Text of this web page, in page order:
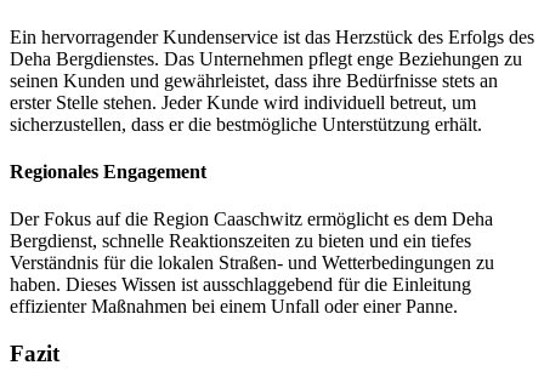
Ein hervorragender Kundenservice ist das Herzstück des Erfolgs des
Deha Bergdienstes. Das Unternehmen pflegt enge Beziehungen zu
seinen Kunden und gewährleistet, dass ihre Bedürfnisse stets an
erster Stelle stehen. Jeder Kunde wird individuell betreut, um
sicherzustellen, dass er die bestmögliche Unterstützung erhält.
Regionales Engagement
Der Fokus auf die Region Caaschwitz ermöglicht es dem Deha
Bergdienst, schnelle Reaktionszeiten zu bieten und ein tiefes
Verständnis für die lokalen Straßen- und Wetterbedingungen zu
haben. Dieses Wissen ist ausschlaggebend für die Einleitung
effizienter Maßnahmen bei einem Unfall oder einer Panne.
Fazit